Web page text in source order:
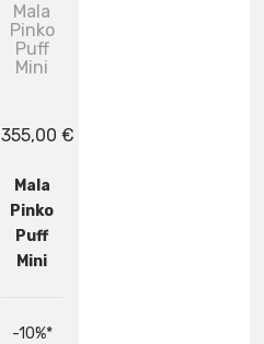
Mala
Pinko
Puff
Mini
355,00€
Mala
Pinko
Puff
Mini
-10%*